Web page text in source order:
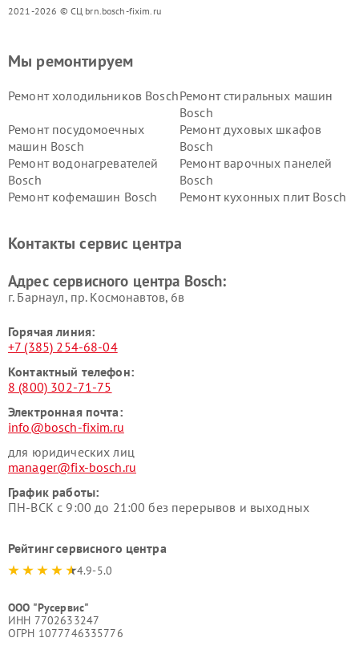
2021-2026 © СЦ brn.bosch-fixim.ru
Мы ремонтируем
Ремонт холодильников BoschРемонт стиральных машин
Bosch
Ремонт посудомоечных
машин Bosch
Ремонт духовых шкафов
Bosch
Ремонт водонагревателей
Bosch
Ремонт варочных панелей
Bosch
Ремонт кофемашин Bosch
Ремонт кухонных плит Bosch
Ремонт сушильных автоматовРемонт морозильных камер
Контакты сервис центра
Адрес сервисного центра Bosch:
г. Барнаул, ​пр. Космонавтов, 6в
Горячая линия:
+7 (385) 254-68-04
Контактный телефон:
8 (800) 302-71-75
Электронная почта:
info@bosch-fixim.ru
для юридических лиц
manager@fix-bosch.ru
График работы:
ПН-ВСК с 9:00 до 21:00 без перерывов и выходных
Рейтинг сервисного центра
4.9-5.0
ООО "Русервис"
ИНН 7702633247
ОГРН 1077746335776